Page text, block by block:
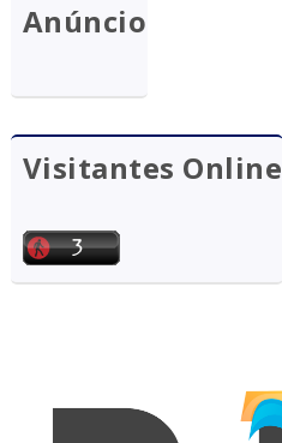
Anúncio
Visitantes Online